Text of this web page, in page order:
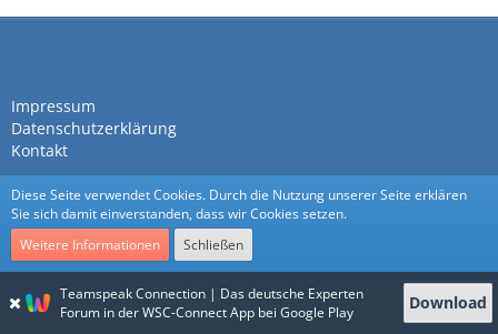
Impressum
Datenschutzerklärung
Kontakt
Community-Software:WoltLab Suite™
Stil:Nexusvoncls-design
Teamspeak Connection | Das deutsche Experten
Forum in der WSC-Connect App bei Google Play
Download
Diese Seite verwendet Cookies. Durch die Nutzung unserer Seite erklären
Sie sich damit einverstanden, dass wir Cookies setzen.
Weitere Informationen
Schließen